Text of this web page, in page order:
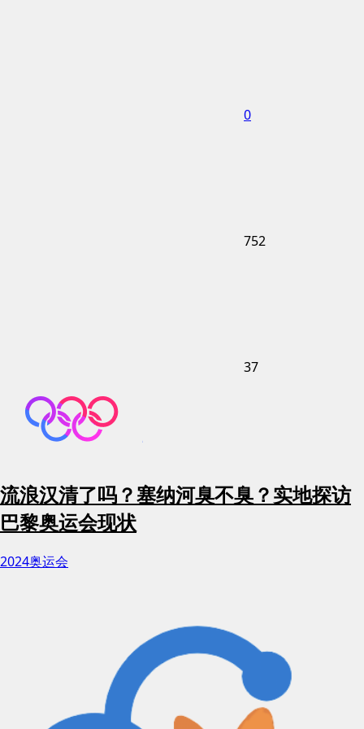
0
752
37
流浪汉清了吗？塞纳河臭不臭？实地探访
巴黎奥运会现状
2024奥运会